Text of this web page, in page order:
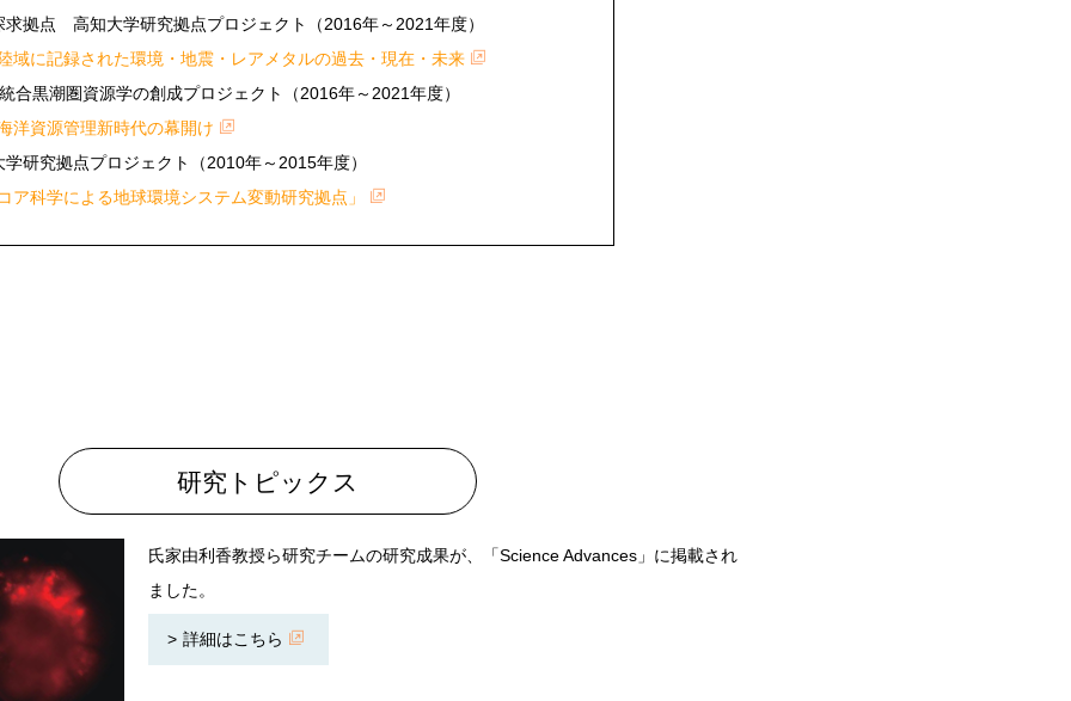
求拠点 高知大学研究拠点プロジェクト（2016年～2021年度）
域に記録された環境・地震・レアメタルの過去・現在・未来
合黒潮圏資源学の創成プロジェクト（2016年～2021年度）
洋資源管理新時代の幕開け
学研究拠点プロジェクト（2010年～2015年度）
ア科学による地球環境システム変動研究拠点」
研究トピックス
氏家由利香教授ら研究チームの研究成果が、「Science Advances」に掲載され
ました。
詳細はこちら